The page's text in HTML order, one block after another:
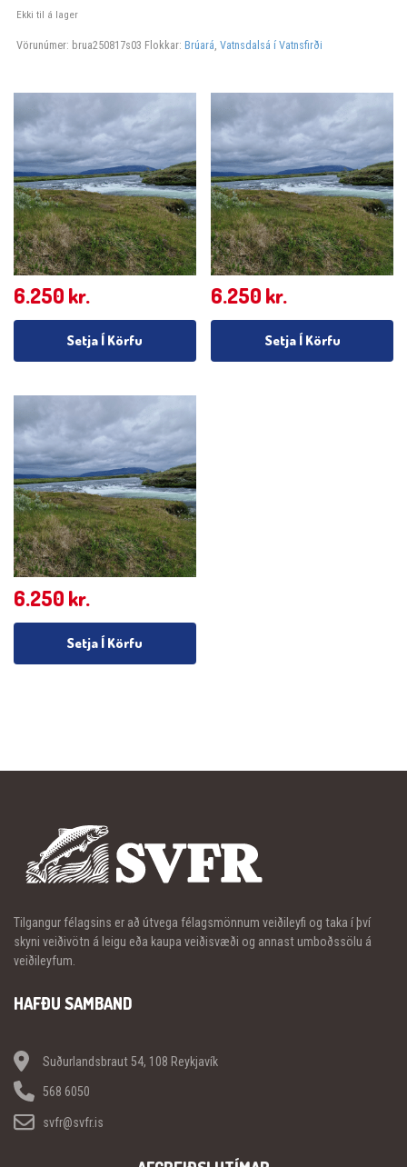
Ekki til á lager
Vörunúmer: brua250817s03 Flokkar: Brúará, Vatnsdalsá í Vatnsfirði
6.250 kr.
Setja Í Körfu
6.250 kr.
Setja Í Körfu
6.250 kr.
Setja Í Körfu
Tilgangur félagsins er að útvega félagsmönnum veiðileyfi og taka í því
skyni veiðivötn á leigu eða kaupa veiðisvæði og annast umboðssölu á
veiðileyfum.
HAFÐU SAMBAND
Suðurlandsbraut 54, 108 Reykjavík
568 6050
svfr@svfr.is